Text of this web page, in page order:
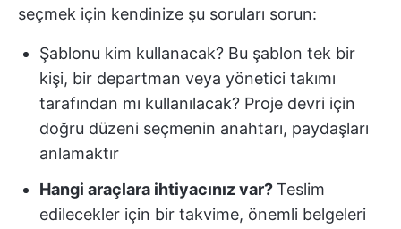
seçmek için kendinize şu soruları sorun:
Şablonu kim kullanacak? Bu şablon tek bir
kişi, bir departman veya yönetici takımı
tarafından mı kullanılacak? Proje devri için
doğru düzeni seçmenin anahtarı, paydaşları
anlamaktır
Hangi araçlara ihtiyacınız var?Teslim
edilecekler için bir takvime, önemli belgeleri